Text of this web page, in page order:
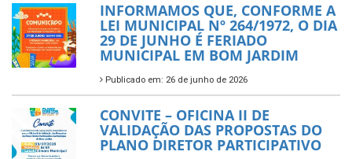
INFORMAMOS QUE, CONFORME A
LEI MUNICIPAL Nº 264/1972, O DIA
29 DE JUNHO É FERIADO
MUNICIPAL EM BOM JARDIM
Publicado em: 26 de junho de 2026
CONVITE – OFICINA II DE
VALIDAÇÃO DAS PROPOSTAS DO
PLANO DIRETOR PARTICIPATIVO